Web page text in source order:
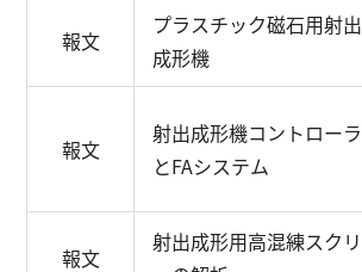
報文
プラスチック磁石用射出
成形機
報文
射出成形機コントローラ
とFAシステム
報文
射出成形用高混練スクリ